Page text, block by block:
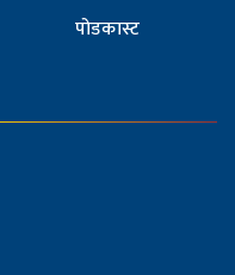
पोडकास्ट